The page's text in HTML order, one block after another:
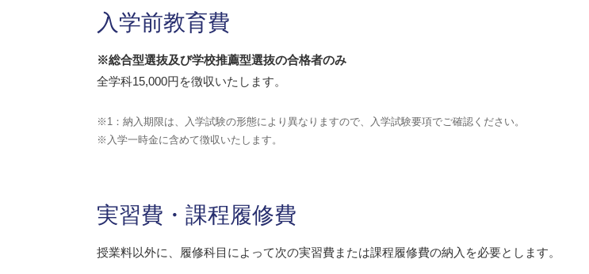
入学前教育費
※総合型選抜及び学校推薦型選抜の合格者のみ
全学科15,000円を徴収いたします。
※1：納入期限は、入学試験の形態により異なりますので、入学試験要項でご確認ください。
※入学一時金に含めて徴収いたします。
実習費・課程履修費
授業料以外に、履修科目によって次の実習費または課程履修費の納入を必要とします。